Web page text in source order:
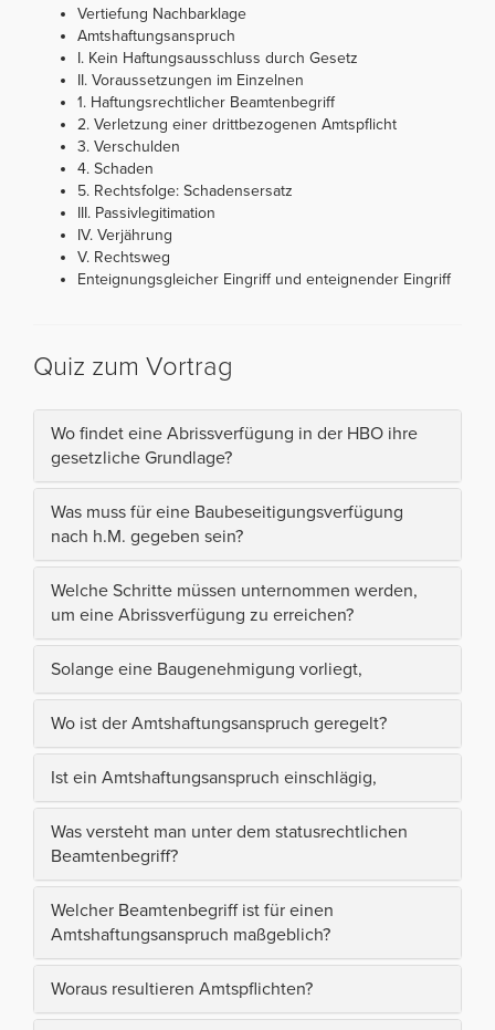
Vertiefung Nachbarklage
Amtshaftungsanspruch
I. Kein Haftungsausschluss durch Gesetz
II. Voraussetzungen im Einzelnen
1. Haftungsrechtlicher Beamtenbegriff
2. Verletzung einer drittbezogenen Amtspflicht
3. Verschulden
4. Schaden
5. Rechtsfolge: Schadensersatz
III. Passivlegitimation
IV. Verjährung
V. Rechtsweg
Enteignungsgleicher Eingriff und enteignender Eingriff
Quiz zum Vortrag
Wo findet eine Abrissverfügung in der HBO ihre
gesetzliche Grundlage?
Was muss für eine Baubeseitigungsverfügung
nach h.M. gegeben sein?
Welche Schritte müssen unternommen werden,
um eine Abrissverfügung zu erreichen?
Solange eine Baugenehmigung vorliegt,
Wo ist der Amtshaftungsanspruch geregelt?
Ist ein Amtshaftungsanspruch einschlägig,
Was versteht man unter dem statusrechtlichen
Beamtenbegriff?
Welcher Beamtenbegriff ist für einen
Amtshaftungsanspruch maßgeblich?
Woraus resultieren Amtspflichten?